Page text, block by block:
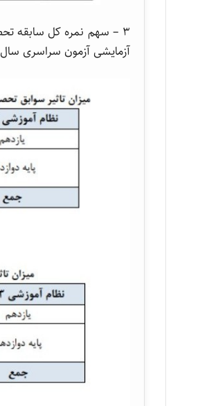
آزمایشی آزمون سراسری سال ۱۴۰۵ به شرح جداول زیر است.